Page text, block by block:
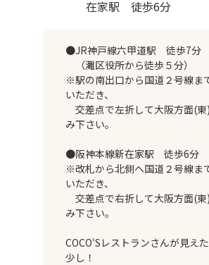
在家駅 徒歩6分
●JR神戸線六甲道駅 徒歩7分
（灘区役所から徒歩５分）
※駅の南出口から国道２号線ま
いただき、
交差点で左折して大阪方面(東
み下さい。
●阪神本線新在家駅 徒歩6分
※改札から北側へ国道２号線ま
いただき、
交差点で右折して大阪方面(東
み下さい。
COCO‘Sレストランさんが見え
少し！